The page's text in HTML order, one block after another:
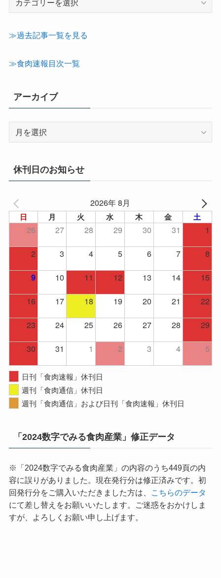
テ
≫過去記事一覧を見る
≫食肉速報目次一覧
アーカイブ
イ
ブ
休刊日のお知らせ
2026年 8月
日 月 火 水 木 金 土
26 27 28 29 30 31
1
2
3 4 5 6 7 8
9 10 11 12 13 14
15
16
17 18 19 20 21
22
23
24 25 26 27 28
29
30
31 1 2 3 4 5
日刊「食肉速報」休刊日
週刊「食肉通信」休刊日
週刊「食肉通信」および日刊「食肉速報」休刊日
「2024数字でみる食肉産業」修正データ
※「2024数字でみる食肉産業」の内容のうち449頁の内
容に誤りがありました。現在発行分は修正済みです。初
回発行分をご購入いただきました方は、
こちらのデータ
にて差し替えをお願いいたします。ご迷惑をおかけしま
すが、よろしくお願い申し上げます。